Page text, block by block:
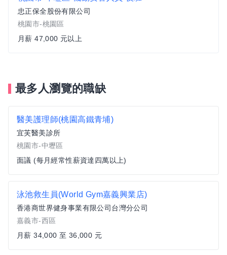
忠正保全股份有限公司
桃園市-桃園區
月薪 47,000 元以上
最多人瀏覽的職缺
醫美護理師(桃園高鐵青埔)
宜芙醫美診所
桃園市-中壢區
面議 (每月經常性薪資達四萬以上)
泳池救生員(World Gym嘉義興業店)
香港商世界健身事業有限公司台灣分公司
嘉義市-西區
月薪 34,000 至 36,000 元